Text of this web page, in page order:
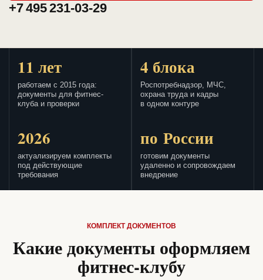
+7 495 231-03-29
11 лет
работаем с 2015 года:
документы для фитнес-
клуба и проверки
4 блока
Роспотребнадзор, МЧС,
охрана труда и кадры
в одном контуре
2026
актуализируем комплекты
под действующие
требования
по России
готовим документы
удаленно и сопровождаем
внедрение
КОМПЛЕКТ ДОКУМЕНТОВ
Какие документы оформляем
фитнес-клубу